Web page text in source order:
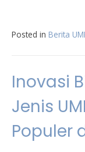
Posted in Berita
Inovasi
Jenis
Populer